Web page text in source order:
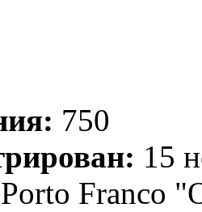
750
15
Porto Franco